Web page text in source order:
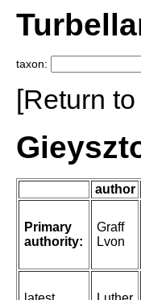
taxon:
[Return
author
Primary
authority:
Graff
Lvon